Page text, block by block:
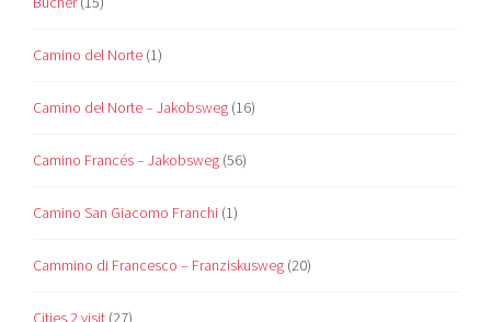
Camino del Norte (1)
Camino del Norte – Jakobsweg (16)
Camino Francés – Jakobsweg (56)
Camino San Giacomo Franchi (1)
Cammino di Francesco – Franziskusweg (20)
Cities 2 visit (27)